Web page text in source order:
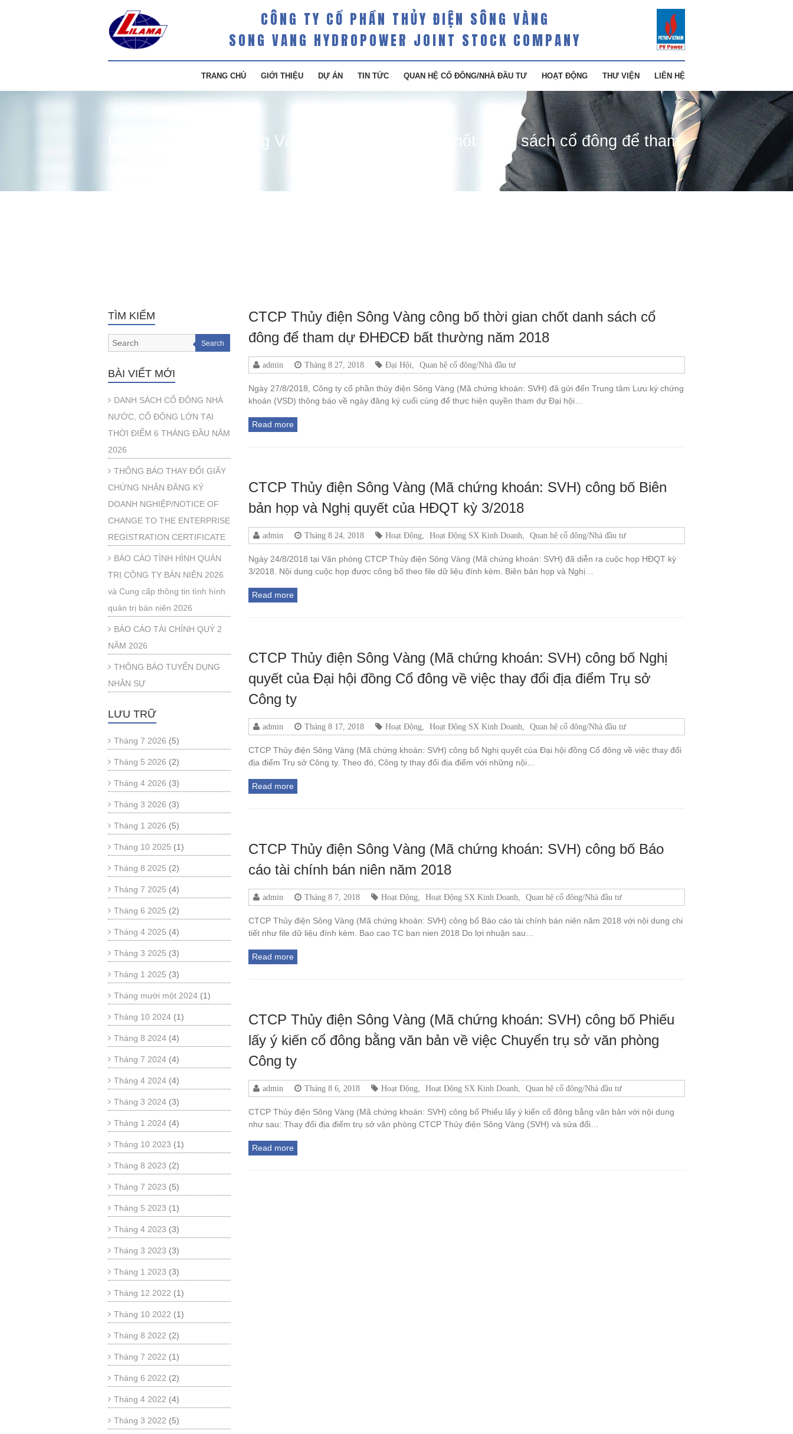
CÔNG TY CỔ PHẦN THỦY ĐIỆN SÔNG VÀNG
SONG VANG HYDROPOWER JOINT STOCK COMPANY
TRANG CHỦ GIỚI THIỆU DỰ ÁN TIN TỨC QUAN HỆ CỔ ĐÔNG/NHÀ ĐẦU TƯ HOẠT ĐỘNG THƯ VIỆN LIÊN HỆ
CTCP Thủy điện Sông Vàng công bố thời gian chốt danh sách cổ đông để tham
CTCP Thủy điện Sông Vàng công bố thời gian chốt danh sách cổ
đông để tham dự ĐHĐCĐ bất thường năm 2018
admin Tháng 8 27, 2018 Đại Hội Quan hệ cổ đông/Nhà đầu tư
Ngày 27/8/2018, Công ty cổ phần thủy điện Sông Vàng (Mã chứng khoán: SVH) đã gửi đến Trung tâm Lưu ký chứng
khoán (VSD) thông báo về ngày đăng ký cuối cùng để thực hiện quyền tham dự Đại hội…
Read more
CTCP Thủy điện Sông Vàng (Mã chứng khoán: SVH) công bố Biên
bản họp và Nghị quyết của HĐQT kỳ 3/2018
admin Tháng 8 24, 2018 Hoạt Động Hoạt Động SX Kinh Doanh Quan hệ cổ đông/Nhà đầu tư
Ngày 24/8/2018 tại Văn phòng CTCP Thủy điện Sông Vàng (Mã chứng khoán: SVH) đã diễn ra cuộc họp HĐQT kỳ
3/2018. Nội dung cuộc họp được công bố theo file dữ liệu đính kèm. Biên bản họp và Nghị…
Read more
CTCP Thủy điện Sông Vàng (Mã chứng khoán: SVH) công bố Nghị
quyết của Đại hội đồng Cổ đông về việc thay đổi địa điểm Trụ sở
Công ty
admin Tháng 8 17, 2018 Hoạt Động Hoạt Động SX Kinh Doanh Quan hệ cổ đông/Nhà đầu tư
CTCP Thủy điện Sông Vàng (Mã chứng khoán: SVH) công bố Nghị quyết của Đại hội đồng Cổ đông về việc thay đổi
địa điểm Trụ sở Công ty. Theo đó, Công ty thay đổi địa điểm với những nội…
Read more
CTCP Thủy điện Sông Vàng (Mã chứng khoán: SVH) công bố Báo
cáo tài chính bán niên năm 2018
admin Tháng 8 7, 2018 Hoạt Động Hoạt Động SX Kinh Doanh Quan hệ cổ đông/Nhà đầu tư
CTCP Thủy điện Sông Vàng (Mã chứng khoán: SVH) công bố Báo cáo tài chính bán niên năm 2018 với nội dung chi
tiết như file dữ liệu đính kèm. Bao cao TC ban nien 2018 Do lợi nhuận sau…
Read more
CTCP Thủy điện Sông Vàng (Mã chứng khoán: SVH) công bố Phiếu
lấy ý kiến cổ đông bằng văn bản về việc Chuyển trụ sở văn phòng
Công ty
admin Tháng 8 6, 2018 Hoạt Động Hoạt Động SX Kinh Doanh Quan hệ cổ đông/Nhà đầu tư
CTCP Thủy điện Sông Vàng (Mã chứng khoán: SVH) công bố Phiếu lấy ý kiến cổ đông bằng văn bản với nội dung
như sau: Thay đổi địa điểm trụ sở văn phòng CTCP Thủy điện Sông Vàng (SVH) và sửa đổi…
Read more
TÌM KIẾM
Search
BÀI VIẾT MỚI
DANH SÁCH CỔ ĐÔNG NHÀ
NƯỚC, CỔ ĐÔNG LỚN TẠI
THỜI ĐIỂM 6 THÁNG ĐẦU NĂM
2026
THÔNG BÁO THAY ĐỔI GIẤY
CHỨNG NHẬN ĐĂNG KÝ
DOANH NGHIỆP/NOTICE OF
CHANGE TO THE ENTERPRISE
REGISTRATION CERTIFICATE
BÁO CÁO TÌNH HÌNH QUẢN
TRỊ CÔNG TY BÁN NIÊN 2026
và Cung cấp thông tin tình hình
quản trị bán niên 2026
BÁO CÁO TÀI CHÍNH QUÝ 2
NĂM 2026
THÔNG BÁO TUYỂN DỤNG
NHÂN SỰ
LƯU TRỮ
Tháng 7 2026 (5)
Tháng 5 2026 (2)
Tháng 4 2026 (3)
Tháng 3 2026 (3)
Tháng 1 2026 (5)
Tháng 10 2025 (1)
Tháng 8 2025 (2)
Tháng 7 2025 (4)
Tháng 6 2025 (2)
Tháng 4 2025 (4)
Tháng 3 2025 (3)
Tháng 1 2025 (3)
Tháng mười một 2024 (1)
Tháng 10 2024 (1)
Tháng 8 2024 (4)
Tháng 7 2024 (4)
Tháng 4 2024 (4)
Tháng 3 2024 (3)
Tháng 1 2024 (4)
Tháng 10 2023 (1)
Tháng 8 2023 (2)
Tháng 7 2023 (5)
Tháng 5 2023 (1)
Tháng 4 2023 (3)
Tháng 3 2023 (3)
Tháng 1 2023 (3)
Tháng 12 2022 (1)
Tháng 10 2022 (1)
Tháng 8 2022 (2)
Tháng 7 2022 (1)
Tháng 6 2022 (2)
Tháng 4 2022 (4)
Tháng 3 2022 (5)